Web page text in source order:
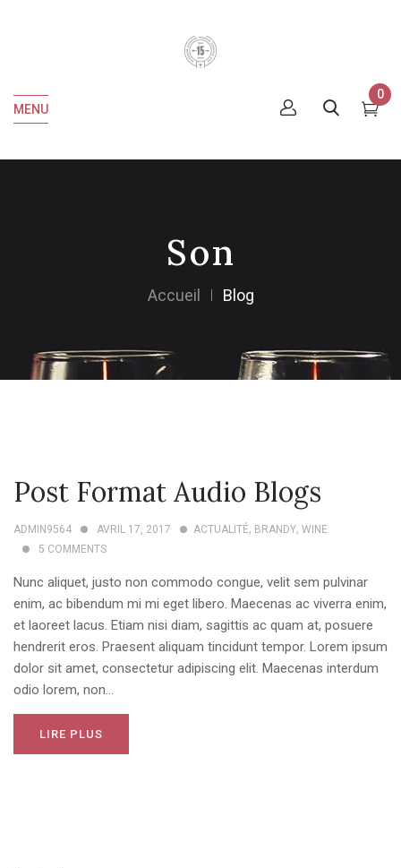
MENU
0
Son
Accueil Blog
Post Format Audio Blogs
ADMIN9564 AVRIL 17, 2017 ACTUALITÉ, BRANDY, WINE
5 COMMENTS
Nunc aliquet, justo non commodo congue, velit sem pulvinar
enim, ac bibendum mi mi eget libero. Maecenas ac viverra enim,
et laoreet lacus. Etiam nisi diam, sagittis ac quam at, posuere
hendrerit eros. Praesent aliquam tincidunt tempor. Lorem ipsum
dolor sit amet, consectetur adipiscing elit. Maecenas interdum
odio lorem, non...
LIRE PLUS